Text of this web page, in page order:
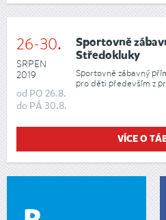
26-30.
SRPEN
2019
od PO 26.8.
do PÁ 30.8.
Sportovně
Středokluky
Sportovně zábavný
pro děti především z
VÍCE O